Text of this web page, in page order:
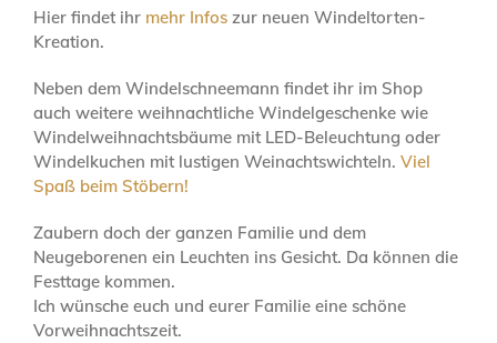
Hier findet ihr mehr Infos zur neuen Windeltorten-
Kreation.
Neben dem Windelschneemann findet ihr im Shop
auch weitere weihnachtliche Windelgeschenke wie
Windelweihnachtsbäume mit LED-Beleuchtung oder
Windelkuchen mit lustigen Weinachtswichteln. Viel
Spaß beim Stöbern!
Zaubern doch der ganzen Familie und dem
Neugeborenen ein Leuchten ins Gesicht. Da können die
Festtage kommen.
Ich wünsche euch und eurer Familie eine schöne
Vorweihnachtszeit.